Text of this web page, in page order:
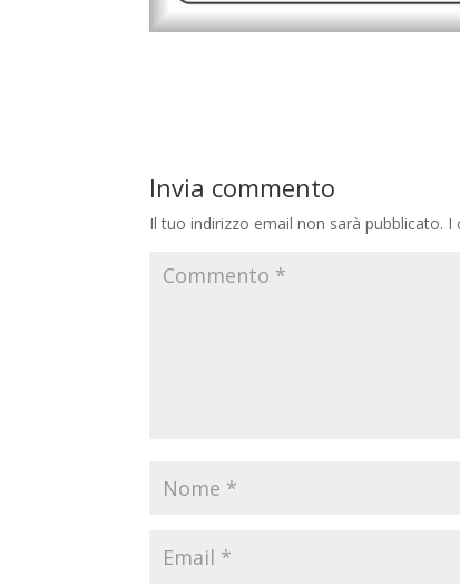
Invia commento
Il tuo indirizzo email non sarà pubblicato. I